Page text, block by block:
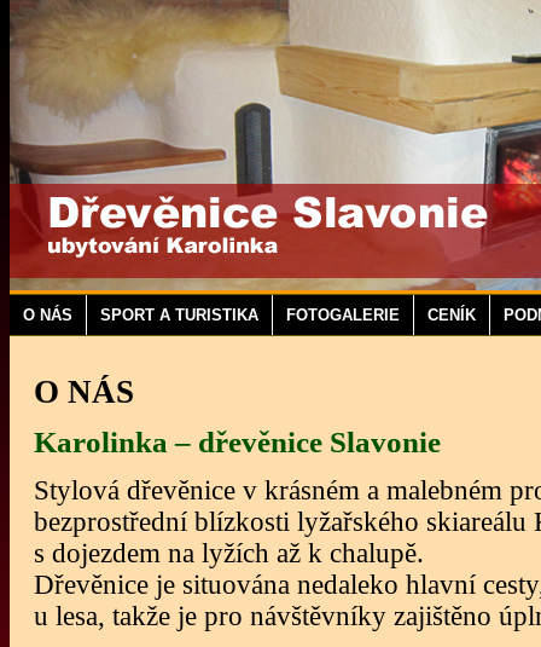
O NÁS SPORT A TURISTIKA FOTOGALERIE CENÍK
O NÁS
Karolinka – dřevěnice Slavonie
Stylová dřevěnice v krásném a malebném
bezprostřední blízkosti lyžařského
s dojezdem na lyžích až k chalupě.
Dřevěnice je situována nedaleko hlavní
u lesa, takže je pro návštěvníky zajištěno